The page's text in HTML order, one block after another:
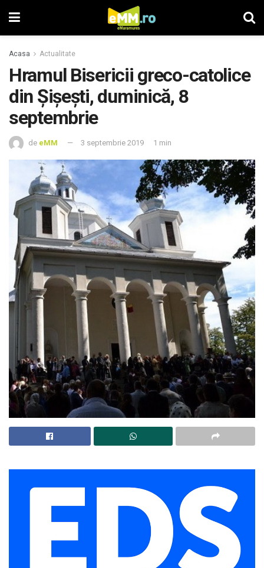
Acasa Actualitate
Hramul Bisericii greco-catolice
din Șișeşti, duminică, 8
septembrie
de eMM 3 septembrie 2019 1 min